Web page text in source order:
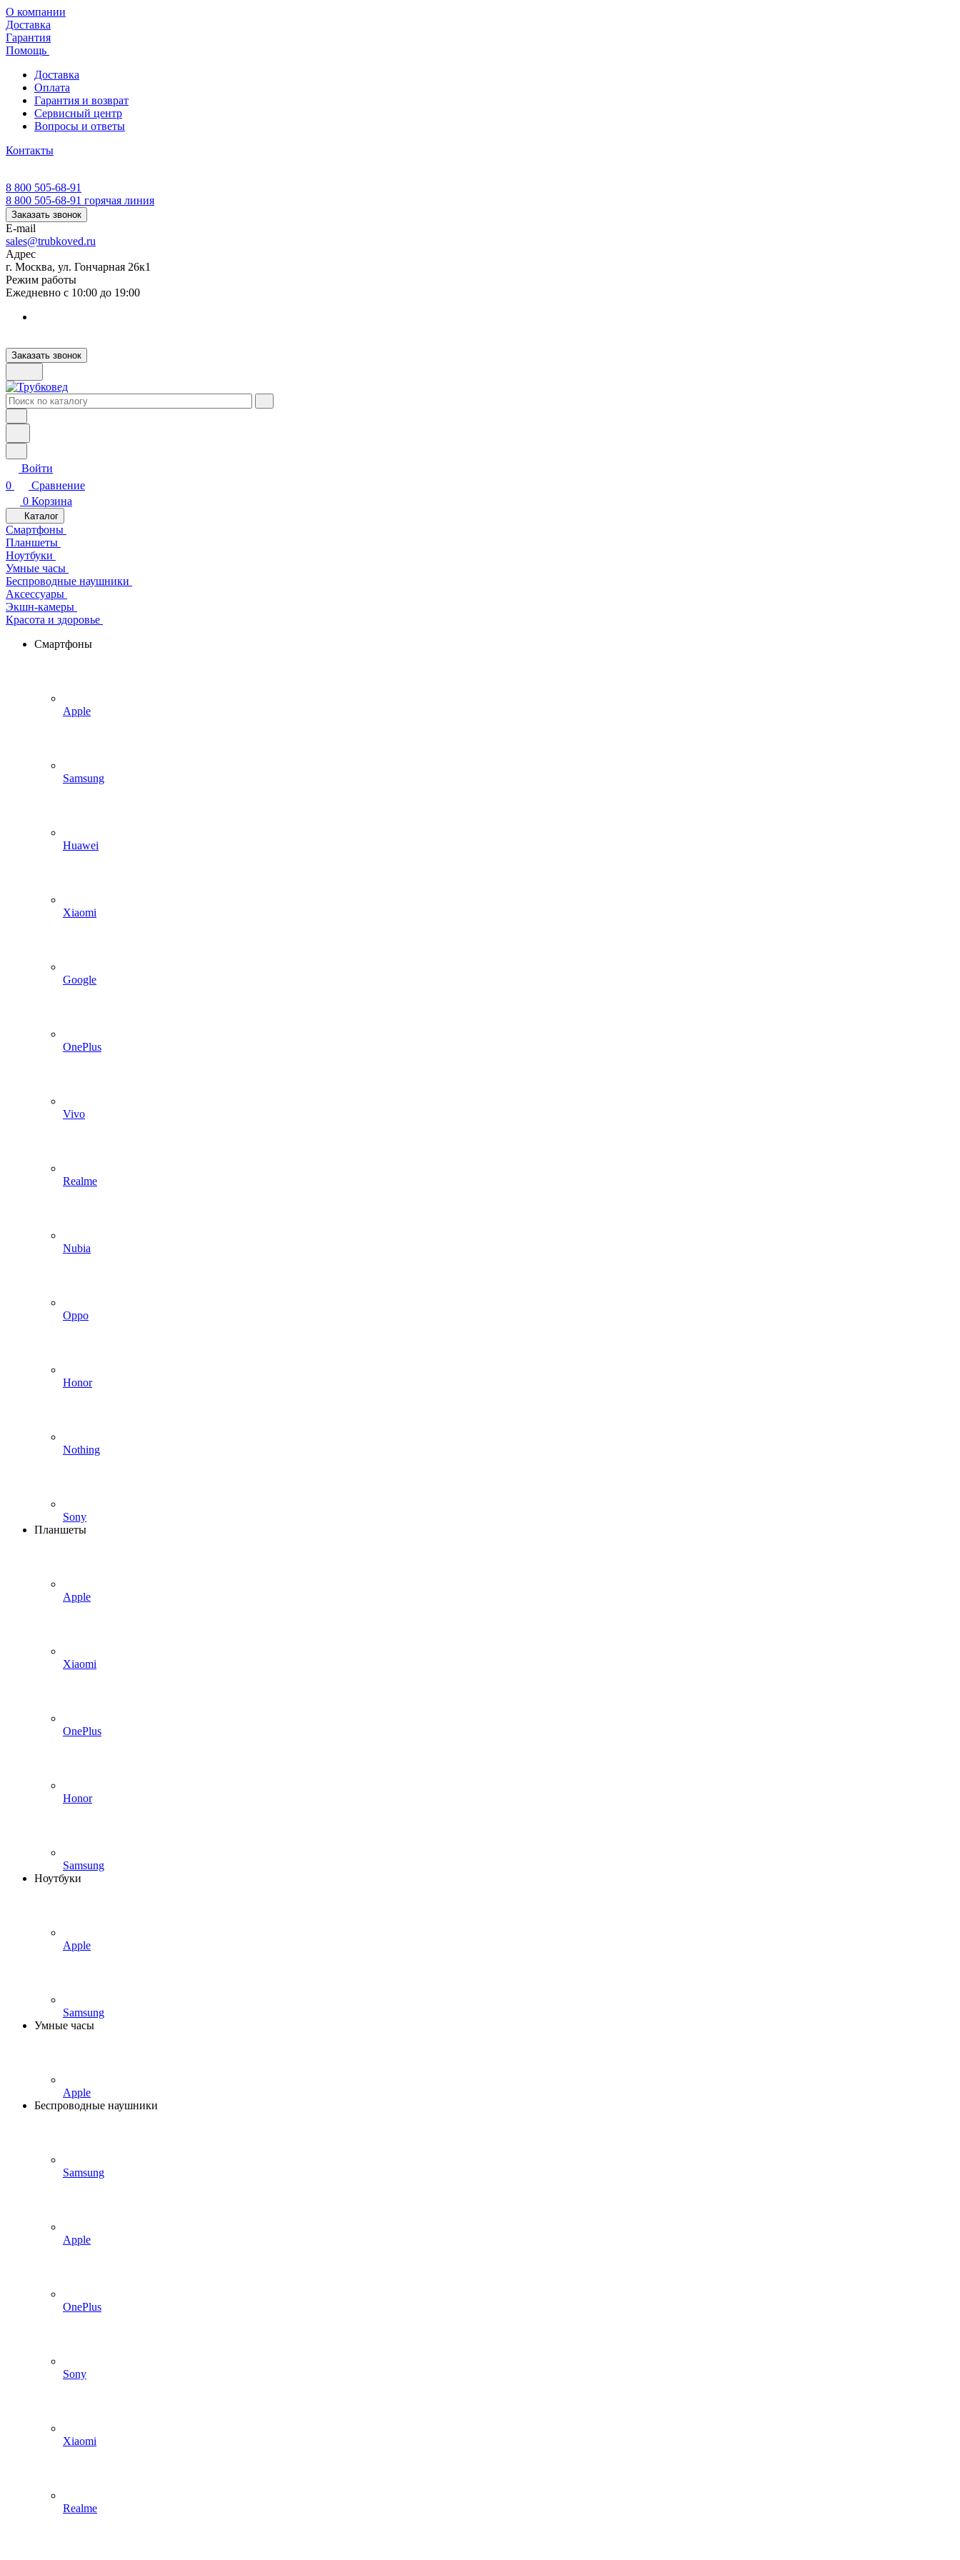
О компании
Доставка
Гарантия
Помощь
Доставка
Оплата
Гарантия и возврат
Сервисный центр
Вопросы и ответы
Контакты
8 800 505-68-91
8 800 505-68-91 горячая линия
Заказать звонок
E-mail
sales@trubkoved.ru
Адрес
г. Москва, ул. Гончарная 26к1
Режим работы
Ежедневно с 10:00 до 19:00
Заказать звонок
Войти
0
Сравнение
0 Корзина
Каталог
Смартфоны
Планшеты
Ноутбуки
Умные часы
Беспроводные наушники
Аксессуары
Экшн-камеры
Красота и здоровье
Смартфоны
Apple
Samsung
Huawei
Xiaomi
Google
OnePlus
Vivo
Realme
Nubia
Oppo
Honor
Nothing
Sony
Планшеты
Apple
Xiaomi
OnePlus
Honor
Samsung
Ноутбуки
Apple
Samsung
Умные часы
Apple
Беспроводные наушники
Samsung
Apple
OnePlus
Sony
Xiaomi
Realme